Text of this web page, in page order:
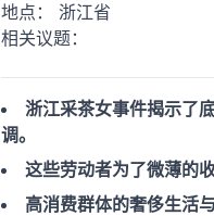
地点： 浙江省
相关议题：
浙江采茶女事件揭示了
调。
这些劳动者为了微薄的
高消费群体的奢侈生活